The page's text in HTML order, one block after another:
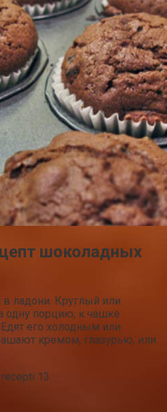
шоколадных
ладони. Круглый или
одну порцию, к чашке
его холодным или
кремом, глазурью, или